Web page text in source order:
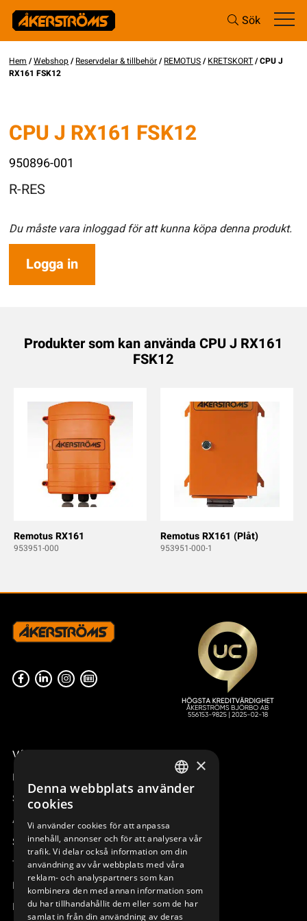
Sök
Hem /Webshop/Reservdelar & tillbehör/REMOTUS/KRETSKORT/ CPU J
RX161 FSK12
CPU J RX161 FSK12
950896-001
R-RES
Du måste vara inloggad för att kunna köpa denna produkt.
Logga in
Produkter som kan använda CPU J RX161
FSK12
Remotus RX161
953951-000
Remotus RX161 (Plåt)
953951-000-1
Våra radiostyrningar – översikt
Remotus
Sesam
Access_Ctrl
Support
Teknisk support
Boka service
Manualer och videoinstruktioner
SWEDISH
DEUTSCH
×
Denna webbplats använder
cookies
Vi använder cookies för att anpassa
innehåll, annonser och för att analysera vår
trafik. Vi delar också information om din
användning av vår webbplats med våra
reklam- och analyspartners som kan
kombinera den med annan information som
du har tillhandahållit dem eller som de har
samlat in från din användning av deras